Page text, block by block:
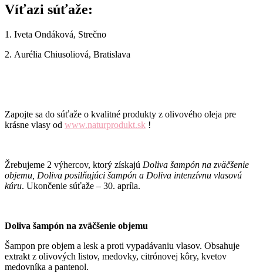
Víťazi súťaže:
1. Iveta Ondáková, Strečno
2. Aurélia Chiusoliová, Bratislava
Zapojte sa do súťaže o kvalitné produkty z olivového oleja pre
krásne vlasy od www.naturprodukt.sk !
Žrebujeme 2 výhercov, ktorý získajú Doliva šampón na zväčšenie
objemu, Doliva posilňujúci šampón a Doliva intenzívnu vlasovú
kúru. Ukončenie súťaže – 30. apríla.
Doliva šampón na zväčšenie objemu
Šampon pre objem a lesk a proti vypadávaniu vlasov. Obsahuje
extrakt z olivových listov, medovky, citrónovej kôry, kvetov
medovníka a pantenol.